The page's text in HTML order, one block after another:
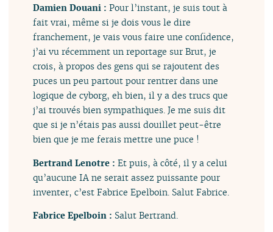
Damien Douani :Pour l’instant, je suis tout à
fait vrai, même si je dois vous le dire
franchement, je vais vous faire une confidence,
j’ai vu récemment un reportage sur Brut, je
crois, à propos des gens qui se rajoutent des
puces un peu partout pour rentrer dans une
logique de cyborg, eh bien, il y a des trucs que
j’ai trouvés bien sympathiques. Je me suis dit
que si je n’étais pas aussi douillet peut-être
bien que je me ferais mettre une puce !
Bertrand Lenotre :Et puis, à côté, il y a celui
qu’aucune IA ne serait assez puissante pour
inventer, c’est Fabrice Epelboin. Salut Fabrice.
Fabrice Epelboin : Salut Bertrand.